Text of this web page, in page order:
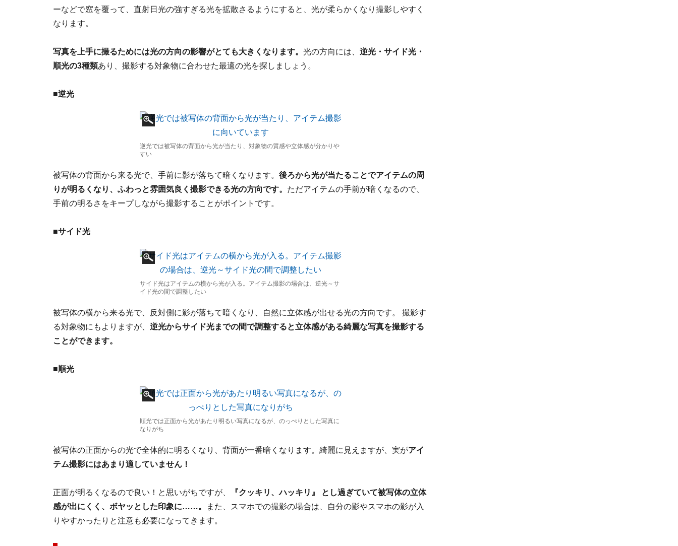
ーなどで窓を覆って、直射日光の強すぎる光を拡散さるようにすると、光が柔らかくなり撮影しやすく
なります。
写真を上手に撮るためには光の方向の影響がとても大きくなります。 光の方向には、 逆光・サイド光・
順光の3種類あり、撮影する対象物に合わせた最適の光を探しましょう。
■逆光
逆光では被写体の背面から光が当たり、対象物の質感や立体感が分かりや
すい
被写体の背面から来る光で、手前に影が落ちて暗くなります。 後ろから光が当たることでアイテムの周
りが明るくなり、ふわっと雰囲気良く撮影できる光の方向です。 ただアイテムの手前が暗くなるので、
手前の明るさをキープしながら撮影することがポイントです。
■サイド光
サイド光はアイテムの横から光が入る。アイテム撮影の場合は、逆光～サ
イド光の間で調整したい
被写体の横から来る光で、反対側に影が落ちて暗くなり、自然に立体感が出せる光の方向です。 撮影す
る対象物にもよりますが、 逆光からサイド光までの間で調整すると立体感がある綺麗な写真を撮影する
ことができます。
■順光
順光では正面から光があたり明るい写真になるが、のっぺりとした写真に
なりがち
被写体の正面からの光で全体的に明るくなり、背面が一番暗くなります。綺麗に見えますが、実がアイ
テム撮影にはあまり適していません！
正面が明るくなるので良い！と思いがちですが、
『クッキリ、ハッキリ』 とし過ぎていて被写体の立体
感が出にくく、ボヤッとした印象に……。
また、スマホでの撮影の場合は、自分の影やスマホの影が入
りやすかったりと注意も必要になってきます。